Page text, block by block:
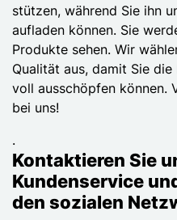
stützen, während Sie ihn
aufladen können. Sie
Produkte sehen. Wir
Qualität aus, damit Sie
voll ausschöpfen können.
bei uns!
.
Kontaktieren Sie
Kundenservice
den sozialen